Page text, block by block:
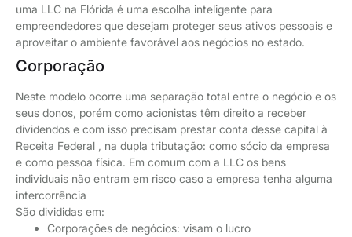
uma LLC na Flórida é uma escolha inteligente para
empreendedores que desejam proteger seus ativos pessoais e
aproveitar o ambiente favorável aos negócios no estado.
Corporação
Neste modelo ocorre uma separação total entre o negócio e os
seus donos, porém como acionistas têm direito a receber
dividendos e com isso precisam prestar conta desse capital à
Receita Federal , na dupla tributação: como sócio da empresa
e como pessoa física. Em comum com a LLC os bens
individuais não entram em risco caso a empresa tenha alguma
intercorrência
São divididas em:
Corporações de negócios: visam o lucro